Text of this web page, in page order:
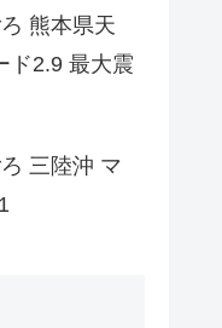
熊本県天
ド2.9 最大震
三陸沖 マ